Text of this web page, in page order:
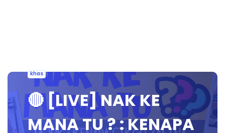
khas
🔴 [LIVE] NAK KE
MANA TU ? : KENAPA